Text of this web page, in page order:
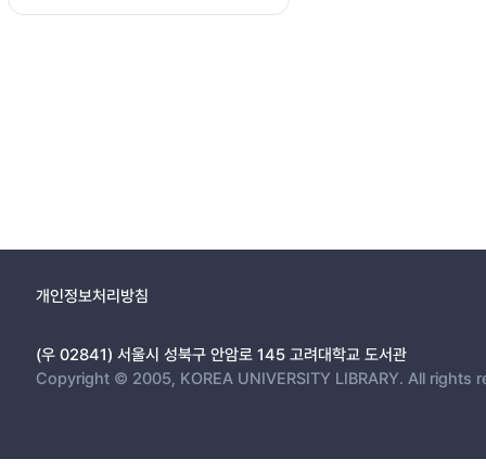
개인정보처리방침
(우 02841) 서울시 성북구 안암로 145 고려대학교 도서관
Copyright © 2005, KOREA UNIVERSITY LIBRARY. All rights